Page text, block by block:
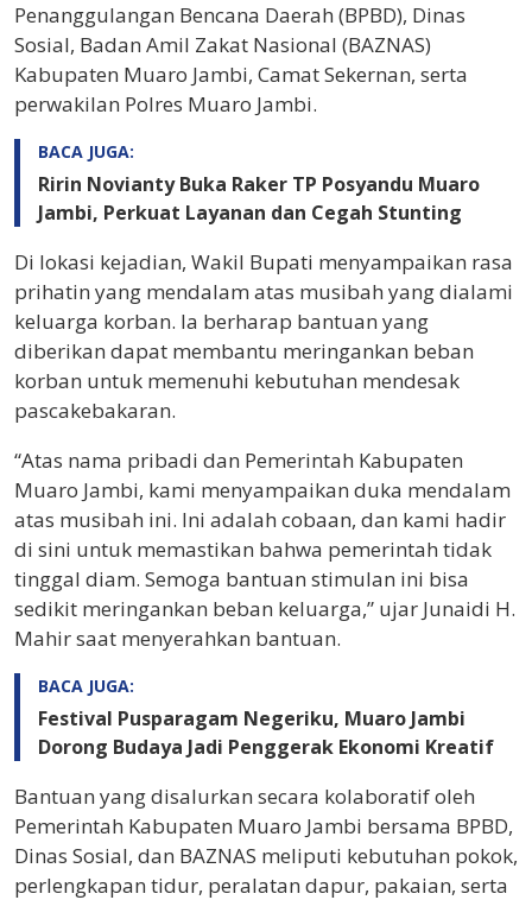
Penanggulangan Bencana Daerah (BPBD), Dinas
Sosial, Badan Amil Zakat Nasional (BAZNAS)
Kabupaten Muaro Jambi, Camat Sekernan, serta
perwakilan Polres Muaro Jambi.
BACA JUGA:
Ririn Novianty Buka Raker TP Posyandu Muaro
Jambi, Perkuat Layanan dan Cegah Stunting
Di lokasi kejadian, Wakil Bupati menyampaikan rasa
prihatin yang mendalam atas musibah yang dialami
keluarga korban. Ia berharap bantuan yang
diberikan dapat membantu meringankan beban
korban untuk memenuhi kebutuhan mendesak
pascakebakaran.
“Atas nama pribadi dan Pemerintah Kabupaten
Muaro Jambi, kami menyampaikan duka mendalam
atas musibah ini. Ini adalah cobaan, dan kami hadir
di sini untuk memastikan bahwa pemerintah tidak
tinggal diam. Semoga bantuan stimulan ini bisa
sedikit meringankan beban keluarga,” ujar Junaidi H.
Mahir saat menyerahkan bantuan.
BACA JUGA:
Festival Pusparagam Negeriku, Muaro Jambi
Dorong Budaya Jadi Penggerak Ekonomi Kreatif
Bantuan yang disalurkan secara kolaboratif oleh
Pemerintah Kabupaten Muaro Jambi bersama BPBD,
Dinas Sosial, dan BAZNAS meliputi kebutuhan pokok,
perlengkapan tidur, peralatan dapur, pakaian, serta